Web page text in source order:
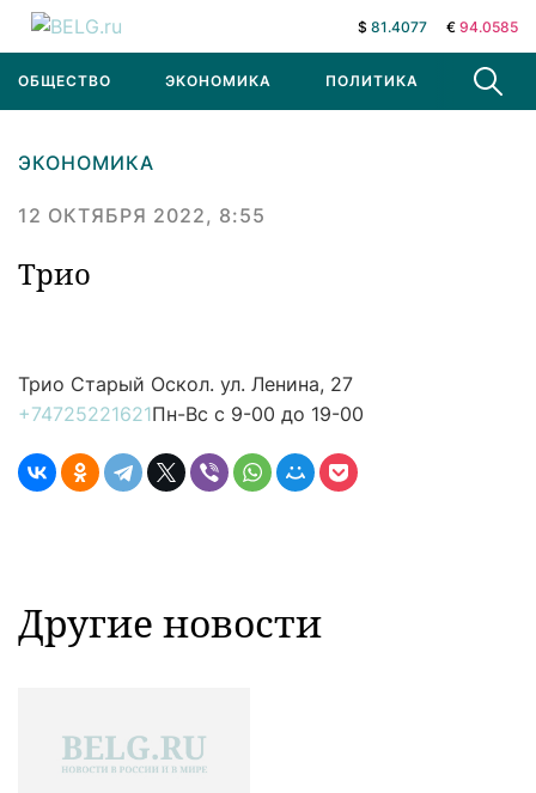
$ 81.4077 € 94.0585
ОБЩЕСТВО ЭКОНОМИКА ПОЛИТИКА В МИРЕ
ЭКОНОМИКА
12 ОКТЯБРЯ 2022, 8:55
Трио
Трио Старый Оскол. ул. Ленина, 27
+74725221621Пн-Вс с 9-00 до 19-00
Другие новости